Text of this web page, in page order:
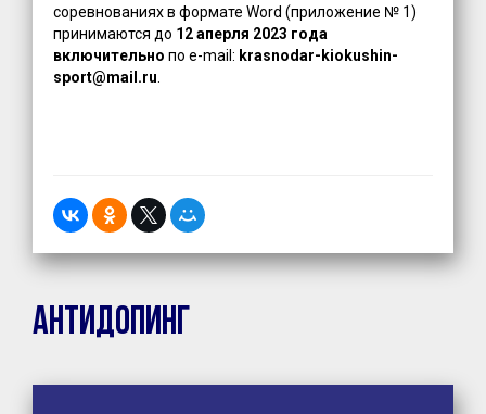
соревнованиях в формате Word (приложение № 1)
принимаются до 12 аперля 2023 года
включительно по e-mail: krasnodar-kiokushin-
sport@mail.ru
Антидопинг